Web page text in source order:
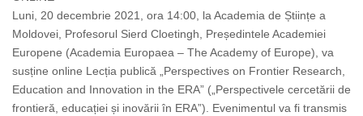
Luni, 20 decembrie 2021, ora 14:00, la Academia de Științe a
Moldovei, Profesorul Sierd Cloetingh, Președintele Academiei
Europene (Academia Europaea – The Academy of Europe), va
susține online Lecția publică „Perspectives on Frontier Research,
Education and Innovation in the ERA” („Perspectivele cercetării de
frontieră, educației și inovării în ERA”). Evenimentul va fi transmis